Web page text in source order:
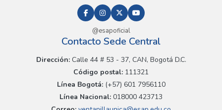
@esapoficial
Contacto Sede Central
Dirección:Calle 44 # 53 - 37, CAN, Bogotá D.C.
Código postal: 111321
Línea Bogotá:(+57) 601 7956110
Línea Nacional: 018000 423713